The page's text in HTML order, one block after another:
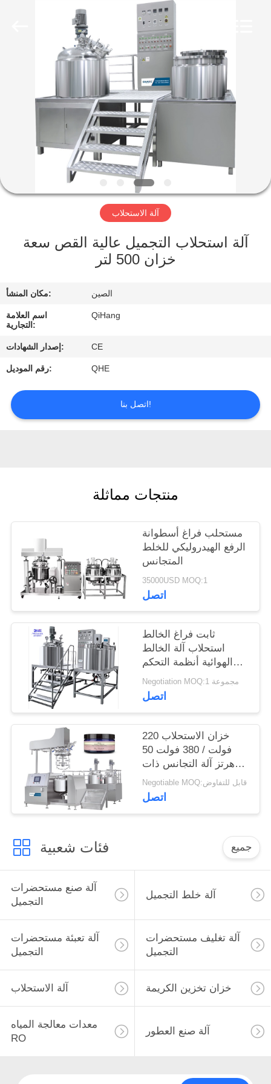
منتجات
معلومات
جولة
المعمل
الجودة
اتصل
بنا
اطلب
اقتباس
آلة الاستحلاب
آلة استحلاب التجميل عالية القص سعة
خزان 500 لتر
مكان المنشأ: الصين
اسم العلامة
التجارية:
QiHang
إصدار الشهادات: CE
رقم الموديل: QHE
اتصل بنا!
منتجات مماثلة
مستحلب فراغ أسطوانة
الرفع الهيدروليكي للخلط
المتجانس
35000USD MOQ:1
اتصل
ثابت فراغ الخالط
استحلاب آلة الخالط
الهوائية أنظمة التحكم
الكهربائية
Negotiation MOQ:1 مجموعة
اتصل
خزان الاستحلاب 220
فولت / 380 فولت 50
هرتز آلة التجانس ذات
الضغط العالي Negotiable MOQ:قابل للتفاوض
اتصل
فئات شعبية جميع
آلة صنع مستحضرات
التجميل
آلة خلط التجميل
آلة تعبئة مستحضرات
التجميل
آلة تغليف مستحضرات
التجميل
آلة الاستحلاب خزان تخزين الكريمة
معدات معالجة المياه
RO
آلة صنع العطور